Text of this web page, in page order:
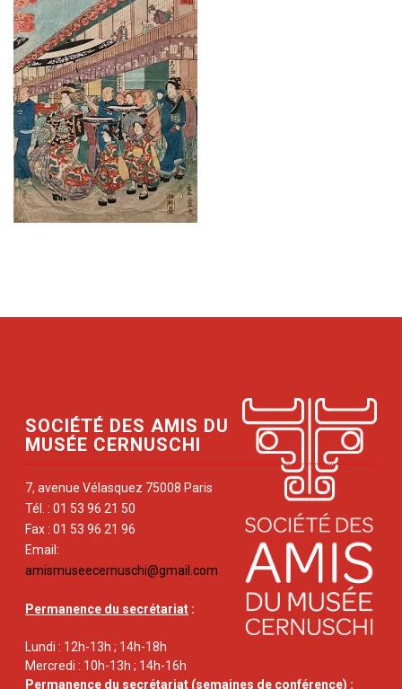
SOCIÉTÉ DES AMIS DU
MUSÉE CERNUSCHI
7, avenue Vélasquez 75008 Paris
Tél. : 01 53 96 21 50
Fax : 01 53 96 21 96
Email:
amismuseecernuschi@gmail.com
Permanence du secrétariat :
Lundi : 12h-13h ; 14h-18h
Mercredi : 10h-13h ; 14h-16h
Permanence du secrétariat (semaines de conférence) :